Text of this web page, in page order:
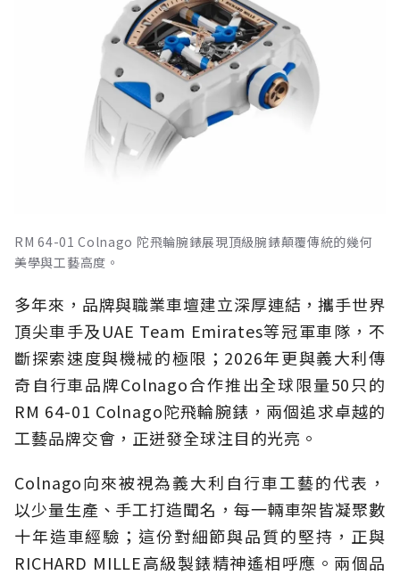
RM 64-01 Colnago 陀飛輪腕錶展現頂級腕錶顛覆傳統的幾何
美學與工藝高度。
多年來，品牌與職業車壇建立深厚連結，攜手世界
頂尖車手及UAE Team Emirates等冠軍車隊，不
斷探索速度與機械的極限；2026年更與義大利傳
奇自行車品牌Colnago合作推出全球限量50只的
RM 64-01 Colnago陀飛輪腕錶，兩個追求卓越的
工藝品牌交會，正迸發全球注目的光亮。
Colnago向來被視為義大利自行車工藝的代表，
以少量生產、手工打造聞名，每一輛車架皆凝聚數
十年造車經驗；這份對細節與品質的堅持，正與
RICHARD MILLE高級製錶精神遙相呼應。兩個品